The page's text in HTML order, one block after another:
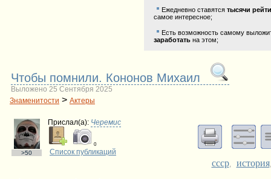
Ежедневно ставятся тысячи
самое интересное;
Есть возможность самому
заработать на этом;
Чтобы помнили. Кононов Михаил
Выложено 25 Сентября 2025
Знаменитости > Актеры
>50
Прислал(a): Черемис
0
Список публикаций
ссср, история